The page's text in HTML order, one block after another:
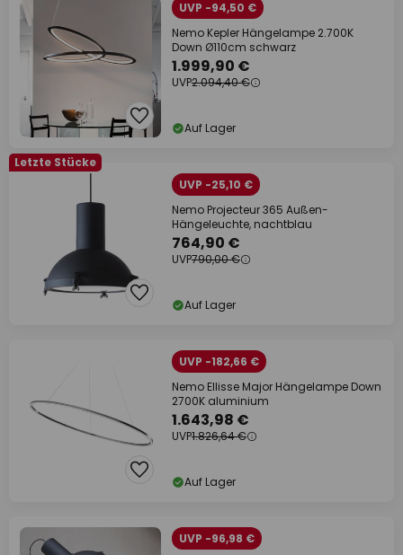
UVP -94,50 €
Nemo Kepler Hängelampe 2.700K
Down Ø110cm schwarz
1.999,90 €
UVP2.094,40 €
Auf Lager
Letzte Stücke
UVP -25,10 €
Nemo Projecteur 365 Außen-
Hängeleuchte, nachtblau
764,90 €
UVP790,00 €
Auf Lager
UVP -182,66 €
Nemo Ellisse Major Hängelampe Down
2700K aluminium
1.643,98 €
UVP1.826,64 €
Auf Lager
UVP -96,98 €